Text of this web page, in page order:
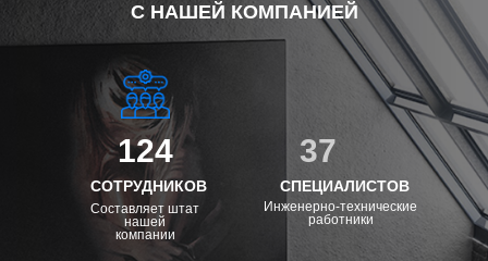
С НАШЕЙ КОМПАНИЕЙ
124
СОТРУДНИКОВ
Составляет штат
нашей
компании
37
СПЕЦИАЛИСТОВ
Инженерно-технические
работники